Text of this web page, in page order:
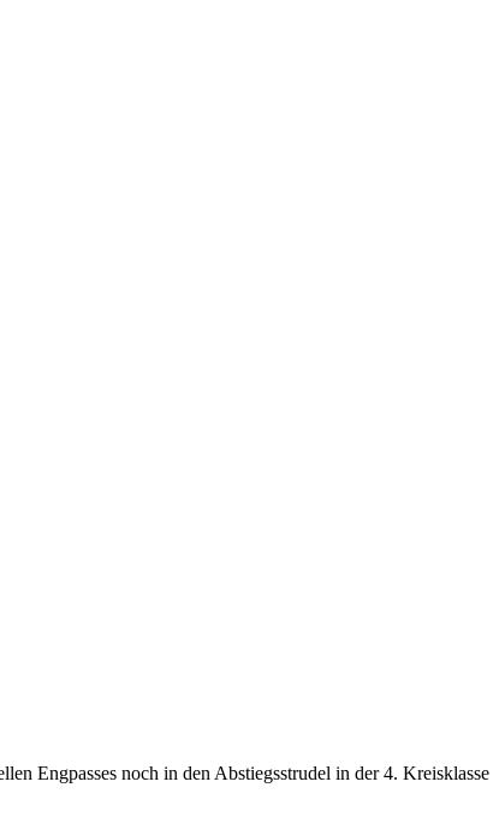
Engpasses noch in den Abstiegsstrudel in der 4. Kreisklasse